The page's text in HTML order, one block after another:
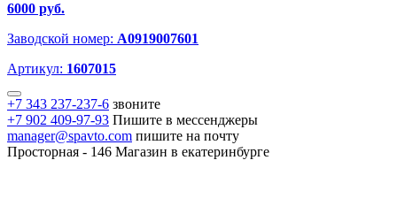
6000 руб.
Заводской номер: A0919007601
Артикул: 1607015
+7 343 237-237-6 звоните
+7 902 409-97-93 Пишите в мессенджеры
manager@spavto.com пишите на почту
Просторная - 146 Магазин в екатеринбурге